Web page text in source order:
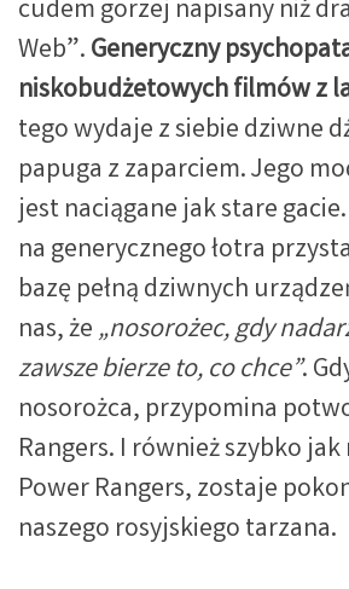
cudem gorzej napisany niż
Web”.Generyczny
niskobudżetowych filmów z
tego wydaje z siebie dziwne
papuga z zaparciem. Jego
jest naciągane jak stare
na generycznego łotra
bazę pełną dziwnych
nas, że„nosorożec, gdy
zawsze bierze to, co chce”.
nosorożca, przypomina
Rangers. I również szybko
Power Rangers, zostaje
naszego rosyjskiego tarzana.